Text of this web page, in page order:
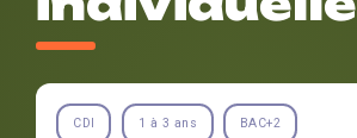
CDI 1 à 3 ans BAC+2